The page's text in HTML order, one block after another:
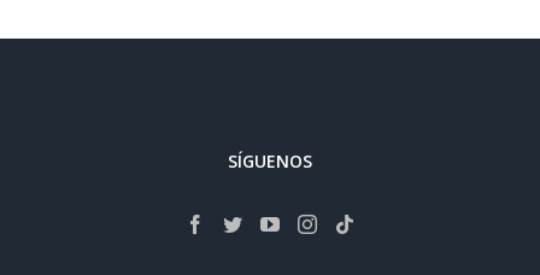
SÍGUENOS